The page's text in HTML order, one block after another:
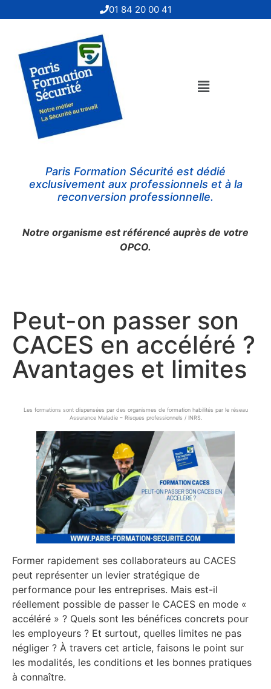
01 84 20 00 41
Paris Formation Sécurité est dédié
exclusivement aux professionnels et à la
reconversion professionnelle.
Notre organisme est référencé auprès de votre
OPCO.
Peut-on passer son
CACES en accéléré ?
Avantages et limites
Les formations sont dispensées par des organismes de formation habilités par le réseau
Assurance Maladie – Risques professionnels / INRS.
Former rapidement ses collaborateurs au CACES
peut représenter un levier stratégique de
performance pour les entreprises. Mais est-il
réellement possible de passer le CACES en mode «
accéléré » ? Quels sont les bénéfices concrets pour
les employeurs ? Et surtout, quelles limites ne pas
négliger ? À travers cet article, faisons le point sur
les modalités, les conditions et les bonnes pratiques
à connaître.